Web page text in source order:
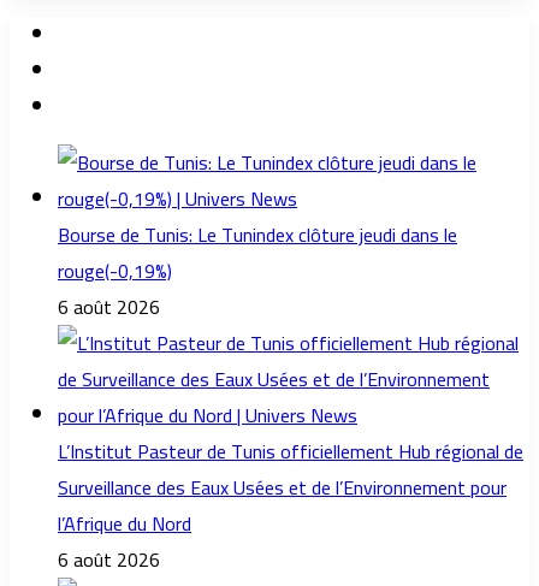
Bourse de Tunis: Le Tunindex clôture jeudi dans le
rouge(-0,19%)
6 août 2026
L’Institut Pasteur de Tunis officiellement Hub régional de
Surveillance des Eaux Usées et de l’Environnement pour
l’Afrique du Nord
6 août 2026